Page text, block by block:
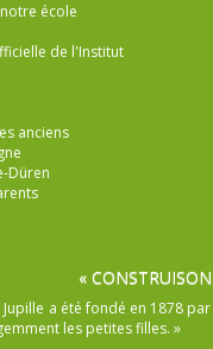
école
de l'Institut
anciens
Düren
«
a été fondé en 1878
les petites filles. »